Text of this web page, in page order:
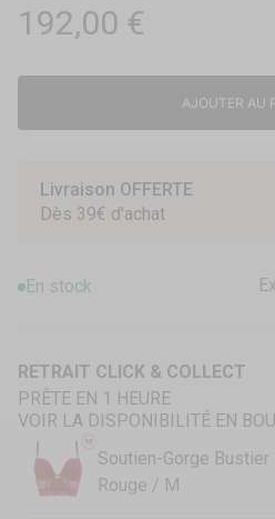
Prix de vente
192,00 €
AJOUTER AU
Livraison OFFERTE
Dès 39€ d'achat
En stock
RETRAIT CLICK & COLLECT
PRÊTE EN 1 HEURE
VOIR LA DISPONIBILITÉ EN
Soutien-Gorge Bustier
Rouge / M